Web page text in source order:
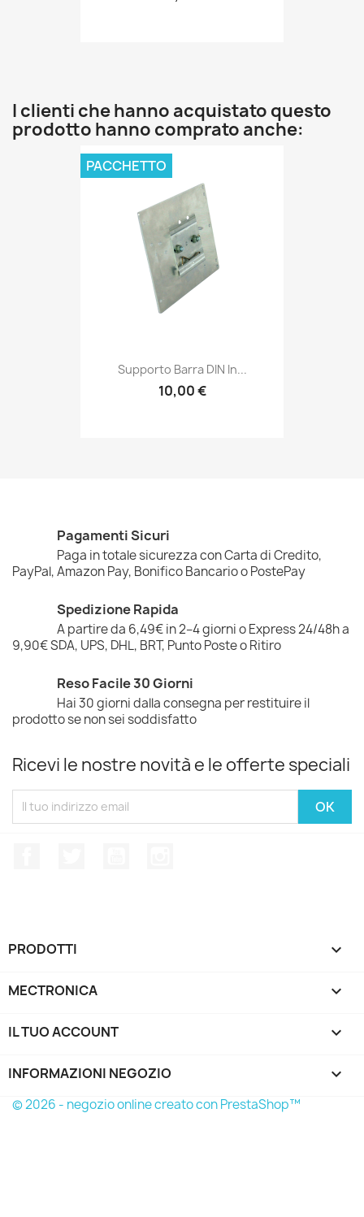
I clienti che hanno acquistato questo
prodotto hanno comprato anche:
Supporto Barra DIN In...
10,00 €
PACCHETTO
Pagamenti Sicuri
Paga in totale sicurezza con Carta di Credito,
PayPal, Amazon Pay, Bonifico Bancario o PostePay
Spedizione Rapida
A partire da 6,49€ in 2–4 giorni o Express 24/48h a
9,90€ SDA, UPS, DHL, BRT, Punto Poste o Ritiro
Reso Facile 30 Giorni
Hai 30 giorni dalla consegna per restituire il
prodotto se non sei soddisfatto
Ricevi le nostre novità e le offerte speciali
PRODOTTI 
MECTRONICA 
IL TUO ACCOUNT 
INFORMAZIONI NEGOZIO keyboard_arrow_down
© 2026 - negozio online creato con PrestaShop™